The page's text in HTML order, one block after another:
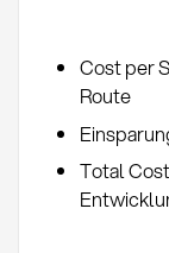
Cost per
Route
Total